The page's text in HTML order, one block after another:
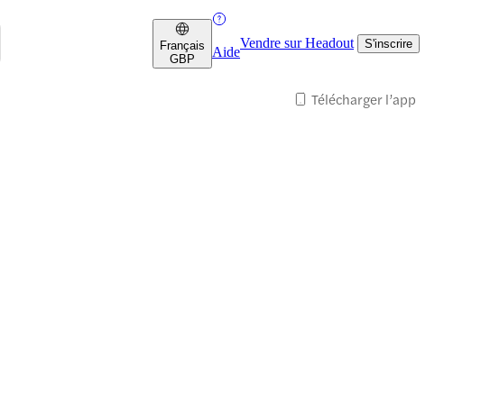
Français
GBP
Aide
Vendre sur Headout S'inscrire
Télécharger l’app